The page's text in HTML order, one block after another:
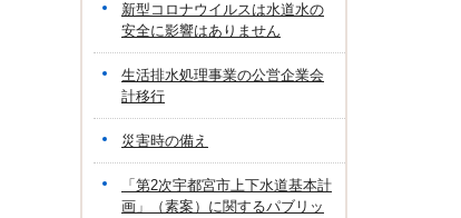
新型コロナウイルスは水道水の
安全に影響はありません
生活排水処理事業の公営企業会
計移行
災害時の備え
「第2次宇都宮市上下水道基本計
画」（素案）に関するパブリッ